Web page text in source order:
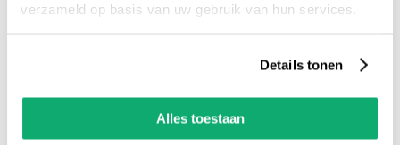
verzameld op basis van uw gebruik van hun services.
Details tonen
Alles toestaan